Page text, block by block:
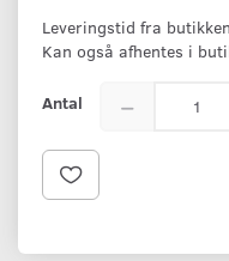
Leveringstid fra
Kan også afhentes i
Antal